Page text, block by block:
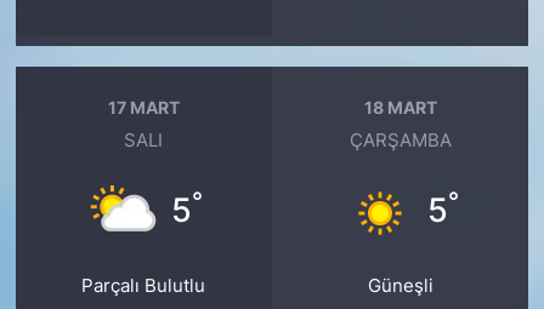
17 MART
SALI
5°
Parçalı Bulutlu
18 MART
ÇARŞAMBA
5°
Güneşli